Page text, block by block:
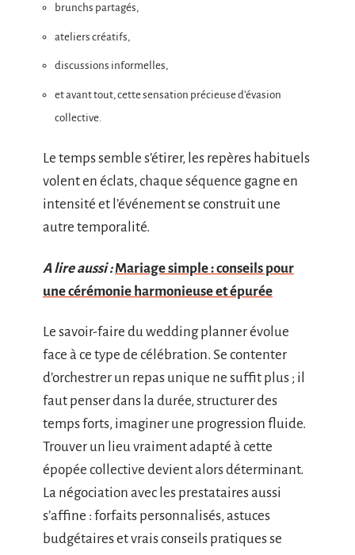
brunchs partagés,
ateliers créatifs,
discussions informelles,
et avant tout, cette sensation précieuse d’évasion
collective.
Le temps semble s’étirer, les repères habituels
volent en éclats, chaque séquence gagne en
intensité et l’événement se construit une
autre temporalité.
A lire aussi : Mariage simple : conseils pour
une cérémonie harmonieuse et épurée
Le savoir-faire du wedding planner évolue
face à ce type de célébration. Se contenter
d’orchestrer un repas unique ne suffit plus ; il
faut penser dans la durée, structurer des
temps forts, imaginer une progression fluide.
Trouver un lieu vraiment adapté à cette
épopée collective devient alors déterminant.
La négociation avec les prestataires aussi
s’affine : forfaits personnalisés, astuces
budgétaires et vrais conseils pratiques se